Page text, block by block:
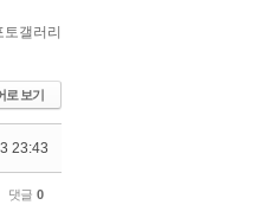
토갤러리
로 보기
23:43
댓글 0